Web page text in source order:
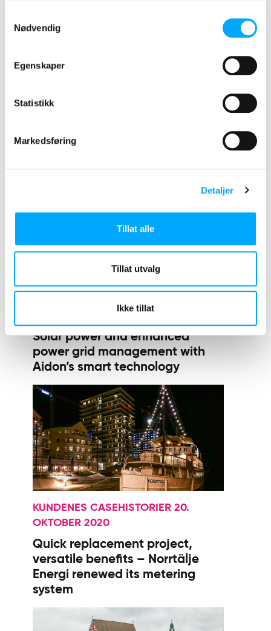
Nødvendig
Egenskaper
Statistikk
Markedsføring
Detaljer
Tillat alle
Tillat utvalg
Ikke tillat
strømlinjeformet installatørenes
Solar power and enhanced
power grid management with
Aidon’s smart technology
KUNDENES CASEHISTORIER 20.
OKTOBER 2020
Quick replacement project,
versatile benefits – Norrtälje
Energi renewed its metering
system